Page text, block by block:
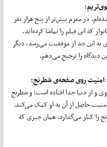
در مغزم بیش‌تر از پنج هزار نفر
بنابراین ۶۲ میلیون خانوار که این فیلم را تماشا کرده‌اند،
این حد از موفقیت می‌رسد، دیگر
را ترجیح می‌دهم.
امنیت روی صفحه‌ی شطرنج:
از دنیا جدا افتاده است؛ و شطرنج
حاصل از آن به او کمک می‌کند.
را کنار می‌گذارد، همان چیزی که